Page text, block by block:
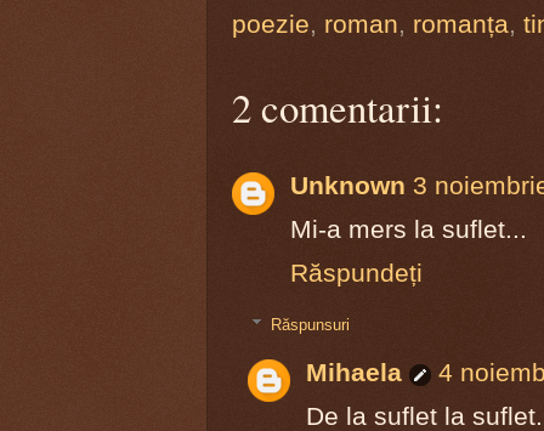
poezie, roman, romanța,
2 comentarii:
Unknown 3
Mi-a mers la suflet...
Răspundeți
Răspunsuri
Mihaela
4
De la suflet la